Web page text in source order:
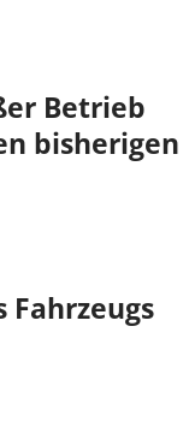
Betrieb
bisherigen